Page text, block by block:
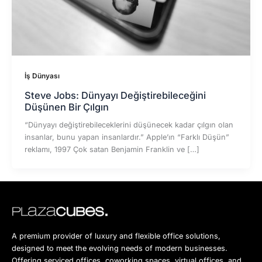
İş Dünyası
Steve Jobs: Dünyayı Değiştirebileceğini
Düşünen Bir Çılgın
“Dünyayı değiştirebileceklerini düşünecek kadar çılgın olan
insanlar, bunu yapan insanlardır.” Apple’ın “Farklı Düşün”
reklamı, 1997 Çok satan Benjamin Franklin ve […]
A premium provider of luxury and flexible office solutions,
designed to meet the evolving needs of modern businesses.